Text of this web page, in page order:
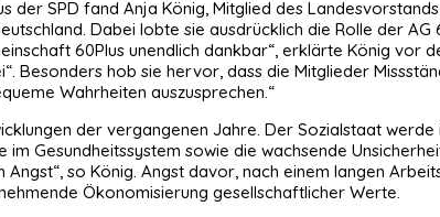
der SPD fand Anja König, Mitglied des
Dabei lobte sie ausdrücklich die Rolle der
60Plus unendlich dankbar“, erklärte König vor
Besonders hob sie hervor, dass die Mitglieder
Wahrheiten auszusprechen.“
der vergangenen Jahre. Der Sozialstaat werde
Gesundheitssystem sowie die wachsende
so König. Angst davor, nach einem langen
Ökonomisierung gesellschaftlicher Werte.